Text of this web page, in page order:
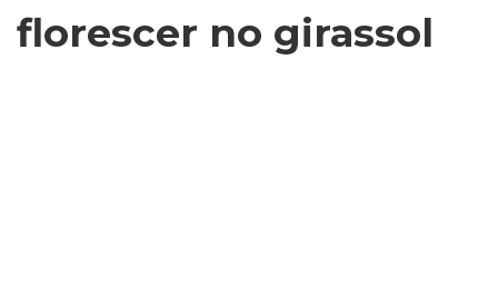
florescer no girassol